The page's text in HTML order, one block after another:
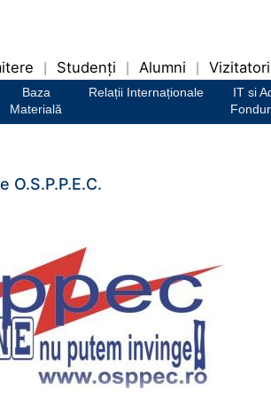
Studenți Alumni Vizitatori
Baza
Materială
Relații Internaționale
IT si
O.S.P.P.E.C.